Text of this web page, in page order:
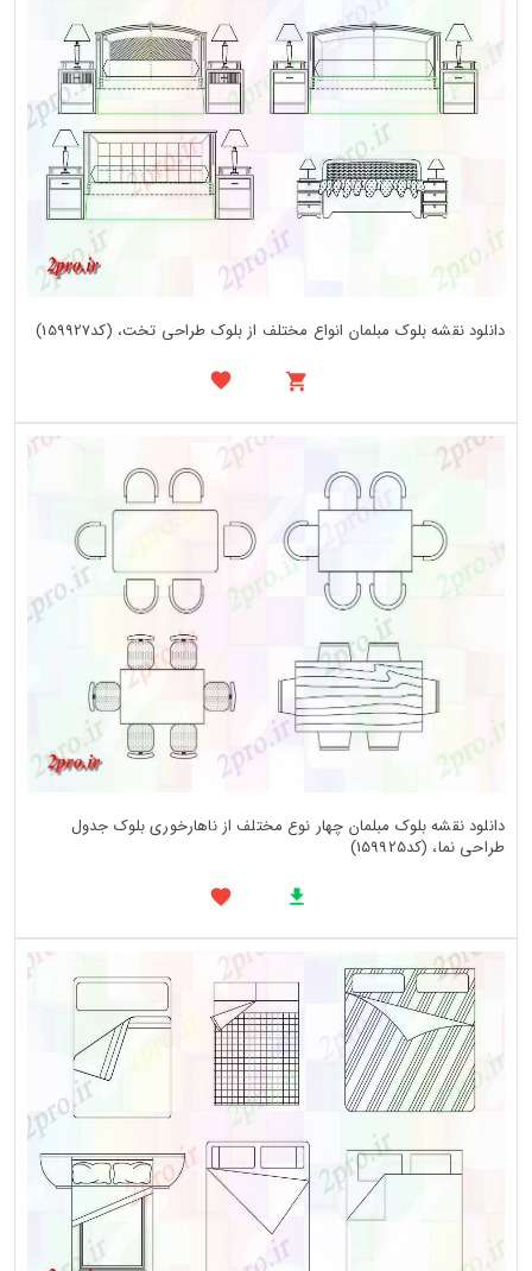
دانلود نقشه بلوک مبلمان انواع مختلف از بلوک طراحی تخت، (کد159927)
دانلود نقشه بلوک مبلمان چهار نوع مختلف از ناهارخوری بلوک جدول
طراحی نما، (کد159925)